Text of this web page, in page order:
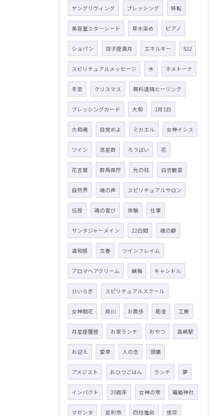
ヤングリヴィング プレッシング 移転
美容室スターシード 草木染め ピアノ
ショパン 双子座満月 エネルギー 522
スピリチュアルメッセージ 木 ネメトーナ
冬至 クリスマス 無料遠隔ヒーリング
ブレッシングカード 大和 1月1日
大和魂 目覚めよ ミカエル 女神イシス
ツイン 流星群 ろうばい 花
花言葉 群馬県庁 光の柱 白衣観音
自然界 魂の声 スピリチュアルサロン
伝授 魂の喜び 体験 仕事
サンタジャーメイン 22日間 魂の癖
違和感 立春 ツインフレイム
アロマヘアクリーム 蝋梅 キャンドル
ひいらぎ スピリチュアルスクール
女神開花 烏川 お散歩 彫金 工房
月星座蟹座 お家ランチ おやつ 高崎駅
お迎え 愛車 人の念 頭痛
アメジスト おひつごはん ランチ 夢
インパクト 20周年 女神の雫 織姫神社
マゼンタ 足利市 四柱推命 悟空